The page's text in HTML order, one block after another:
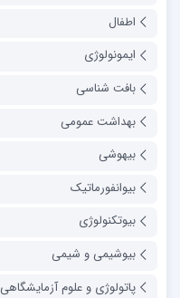
اطفال
ایمونولوژی
بافت شناسی
بهداشت عمومی
بیهوشی
بیوانفورماتیک
بیوتکنولوژی
بیوشیمی و شیمی
پاتولوژی و علوم آزمایشگاهی